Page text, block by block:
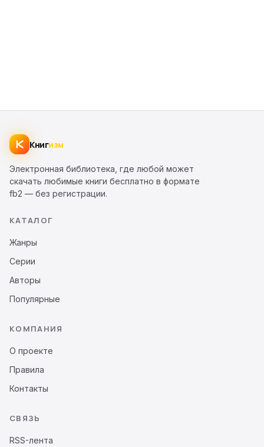
Книгизм
Электронная библиотека, где любой может
скачать любимые книги бесплатно в формате
fb2 — без регистрации.
КАТАЛОГ
Жанры
Серии
Авторы
Популярные
КОМПАНИЯ
О проекте
Правила
Контакты
СВЯЗЬ
RSS-лента